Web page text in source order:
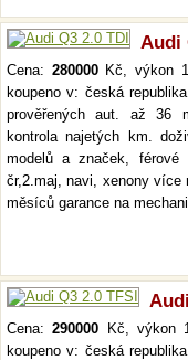
Audi
Cena: 280000Kč, výkon
koupeno v: česká
prověřených aut. až 36
kontrola najetých km.
modelů a značek,
čr,2.maj, navi, xenony více
měsíců garance na
Cena:290000 Kč, výkon
koupeno v: česká